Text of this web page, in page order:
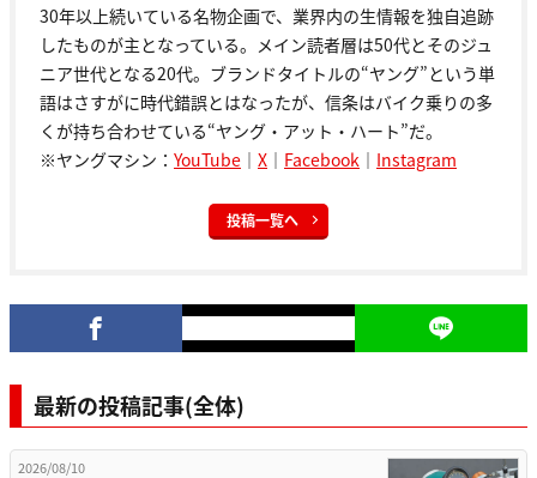
30年以上続いている名物企画で、業界内の生情報を独自追跡
したものが主となっている。メイン読者層は50代とそのジュ
ニア世代となる20代。ブランドタイトルの“ヤング”という単
語はさすがに時代錯誤とはなったが、信条はバイク乗りの多
くが持ち合わせている“ヤング・アット・ハート”だ。
※ヤングマシン： YouTube ｜ X ｜ Facebook ｜ Instagram
投稿一覧へ
最新の投稿記事(全体)
2026/08/10